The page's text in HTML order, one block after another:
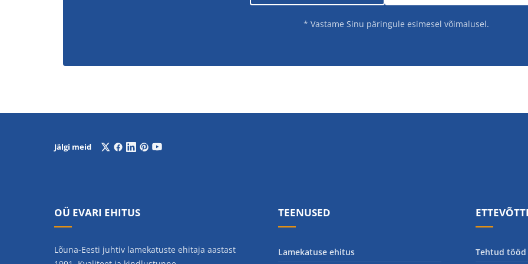
* Vastame Sinu päringule esimesel võimalusel.
Jälgi meid
OÜ EVARI EHITUS
Lõuna-Eesti juhtiv lamekatuste ehitaja aastast
TEENUSED
Lamekatuse ehitus Tehtud tööd